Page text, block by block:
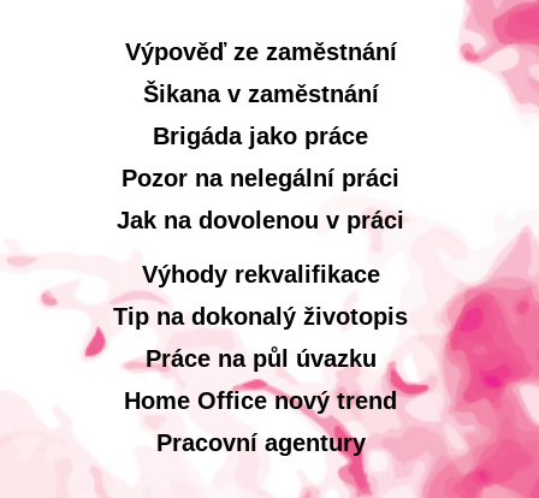
Výpověď ze zaměstnání
Šikana v zaměstnání
Brigáda jako práce
Pozor na nelegální práci
Jak na dovolenou v práci
Výhody rekvalifikace
Tip na dokonalý životopis
Práce na půl úvazku
Home Office nový trend
Pracovní agentury